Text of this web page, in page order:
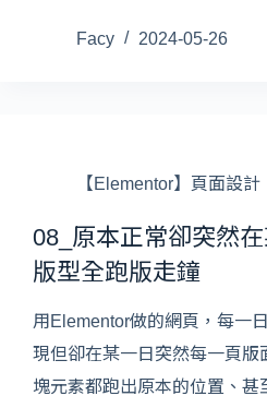
Facy 2024-05-26
【Elementor】頁面設計
08_原本正常卻突然
版型全跑版走鐘
用Elementor做的網頁，每一
現但卻在某一日突然每一頁版
塊元素都跑出原本的位置、甚